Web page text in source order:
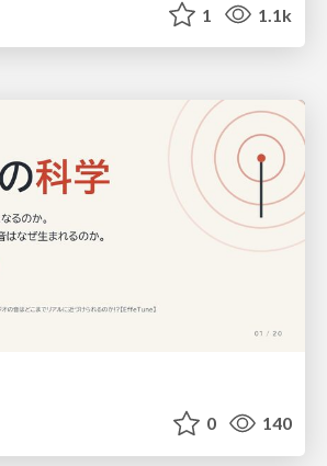
1 1.1k
0 140